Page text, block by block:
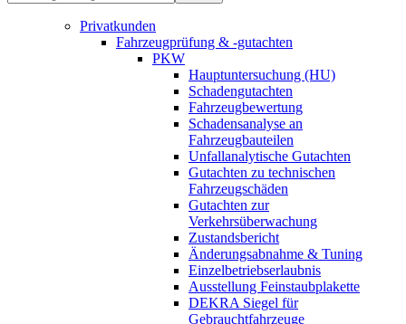
Privatkunden
Fahrzeugprüfung & -gutachten
PKW
Hauptuntersuchung (HU)
Schadengutachten
Fahrzeugbewertung
Schadensanalyse an
Fahrzeugbauteilen
Unfallanalytische Gutachten
Gutachten zu technischen
Fahrzeugschäden
Gutachten zur
Verkehrsüberwachung
Zustandsbericht
Änderungsabnahme & Tuning
Einzelbetriebserlaubnis
Ausstellung Feinstaubplakette
DEKRA Siegel für
Gebrauchtfahrzeuge